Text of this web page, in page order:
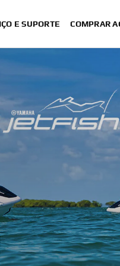
E SUPORTE COMPRAR